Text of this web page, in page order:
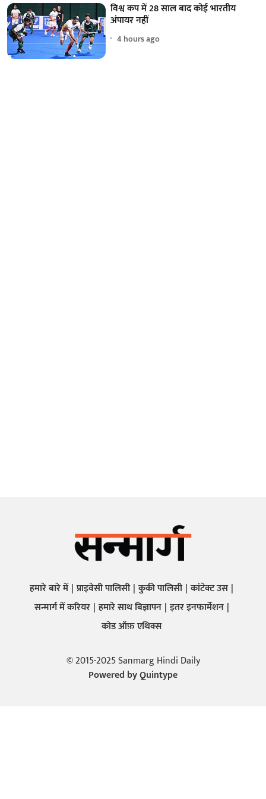
विश्व कप में 28 साल बाद कोई भारतीय
अंपायर नहीं
4 hours ago
हमारे बारे में प्राइवेसी पालिसी कुकी पालिसी कांटेक्ट उस
सन्मार्ग में करियर हमारे साथ बिज्ञापन इतर इनफार्मेशन
कोड ऑफ़ एथिक्स
© 2015-2025 Sanmarg Hindi Daily
Powered byQuintype